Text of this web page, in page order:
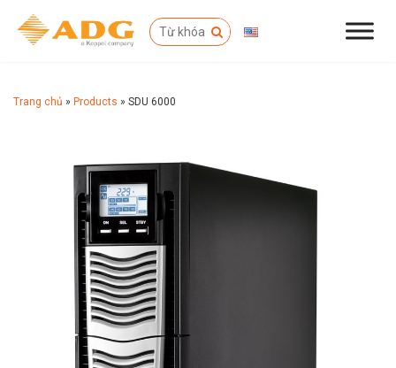
Trang chủ » Products » SDU 6000